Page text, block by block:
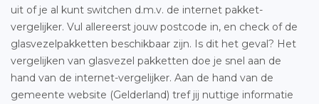
uit of je al kunt switchen d.m.v. de internet pakket-
vergelijker. Vul allereerst jouw postcode in, en check of de
glasvezelpakketten beschikbaar zijn. Is dit het geval? Het
vergelijken van glasvezel pakketten doe je snel aan de
hand van de internet-vergelijker. Aan de hand van de
gemeente website (Gelderland) tref jij nuttige informatie